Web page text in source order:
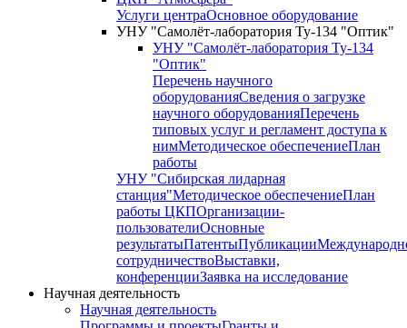
Услуги центраОсновное оборудование
УНУ "Самолёт-лаборатория Ту-134 "Оптик"
УНУ "Самолёт-лаборатория Ту-134
"Оптик"
Перечень научного
оборудованияСведения о загрузке
научного оборудованияПеречень
типовых услуг и регламент доступа к
нимМетодическое обеспечениеПлан
работы
УНУ "Сибирская лидарная
станция"Методическое обеспечениеПлан
работы ЦКПОрганизации-
пользователиОсновные
результатыПатентыПубликации
сотрудничествоВыставки,
конференцииЗаявка на исследование
Научная деятельность
Научная деятельность